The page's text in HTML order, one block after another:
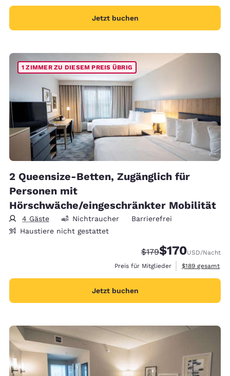
Jetzt buchen
1 ZIMMER ZU DIESEM PREIS ÜBRIG
2 Queensize-Betten, Zugänglich für
Personen mit
Hörschwäche/eingeschränkter Mobilität
4 Gäste Nichtraucher
Barrierefrei
Haustiere nicht gestattet
Durchgestrichener
$179Vergünstigter
$170USD/Nacht
Preis für Mitglieder
Geschätzte
$189 gesamt
Jetzt buchen